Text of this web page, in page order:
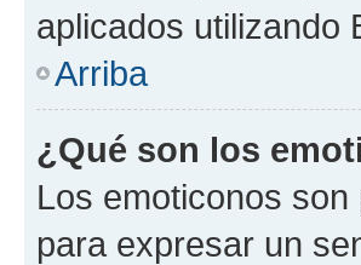
aplicados utilizando
Arriba
¿Qué son los
Los emoticonos
para expresar un